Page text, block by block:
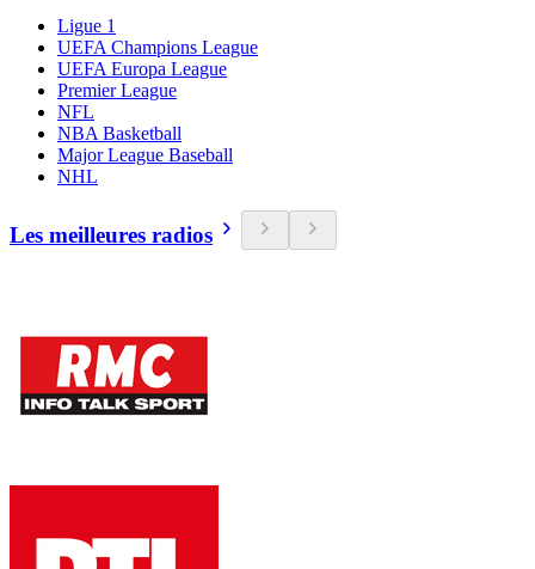
Ligue 1
UEFA Champions League
UEFA Europa League
Premier League
NFL
NBA Basketball
Major League Baseball
NHL
Les meilleures radios